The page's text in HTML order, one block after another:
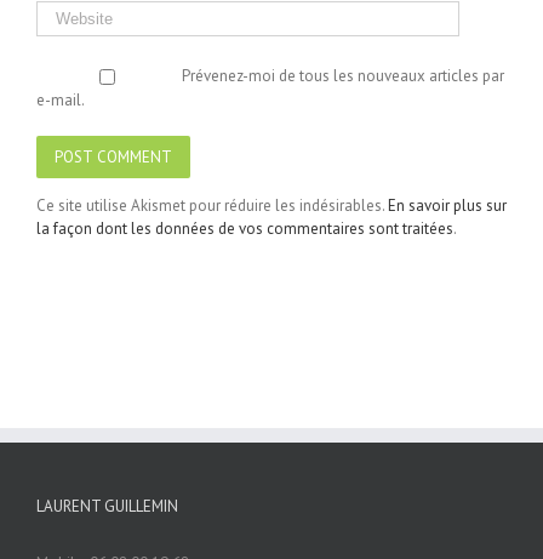
Prévenez-moi de tous les nouveaux articles par
e-mail.
Ce site utilise Akismet pour réduire les indésirables.En savoir plus sur
la façon dont les données de vos commentaires sont traitées.
LAURENT GUILLEMIN